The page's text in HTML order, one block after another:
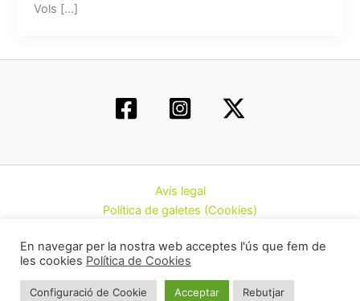
Vols […]
Avís legal
Política de galetes (Cookies)
Contacte
Cannàbiques de Catalunya (CatFAC)
En navegar per la nostra web acceptes l'ús que fem de
les cookies Política de Cookies
Configuració de Cookie Acceptar Rebutjar